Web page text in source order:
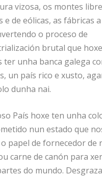
vizosa, os montes
e de eólicas, as fábricas
o proceso de
brutal que
ter unha banca galega
un país rico e xusto,
dunha nai.
País hoxe ten unha
nun estado que
papel de fornecedor de
carne de canón para
do mundo.